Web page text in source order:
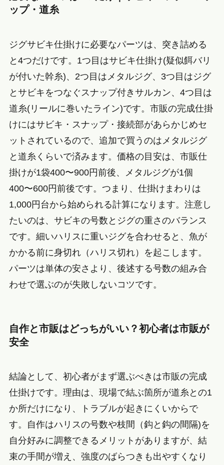
ップ・道糸
ジグサビキ仕掛けに必要なパーツは、突き詰める
と4つだけです。1つ目はサビキ仕掛け(疑似餌バリ
が付いた幹糸)、2つ目はメタルジグ、3つ目はジグ
とサビキをつなぐスナップ付きサルカン、4つ目は
道糸(リールに巻いたライン)です。市販の完成仕掛
けにはサビキ・スナップ・接続部があらかじめセ
ットされているので、追加で買うのはメタルジグ
と道糸くらいで済みます。価格の目安は、市販仕
掛けが1袋400〜900円前後、メタルジグが1個
400〜600円前後です。つまり、仕掛けまわりは
1,000円台から始められる計算になります。注意し
たいのは、サビキの号数とジグの重さのバランス
です。細いハリスに重いジグを合わせると、魚が
かかる前に身切れ（ハリス切れ）を起こします。
パーツは単体の安さより、後述する号数の組み合
わせで選ぶのが失敗しないコツです。
自作と市販はどっちがいい？初心者は市販が
安全
結論として、初心者がまず選ぶべきは市販の完成
仕掛けです。理由は、現場で結ぶ箇所が道糸との1
か所だけになり、トラブルが起きにくいからで
す。自作はハリスの号数や枝間（鈎と鈎の間隔)を
自分好みに調整できるメリットがありますが、結
束の手間が増え、強度のばらつきも出やすくなり